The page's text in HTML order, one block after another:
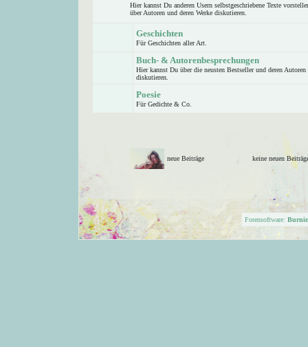
Hier kannst Du anderen Usern selbstgeschriebene Texte
über Autoren und deren Werke diskutieren.
Geschichten
Für Geschichten aller Art.
Buch- & Autorenbesprechungen
Hier kannst Du über die neusten Bestseller und deren Autoren
diskutieren.
Poesie
Für Gedichte & Co.
neue Beiträge keine neuen
Forensoftware: